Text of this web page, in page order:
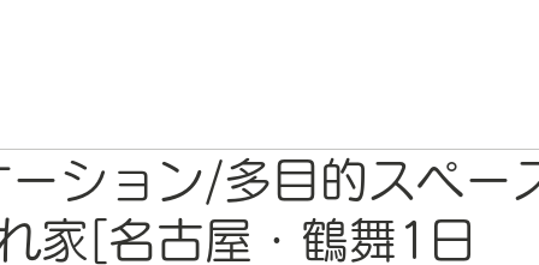
ション/多目的スペー
家[名古屋・鶴舞1日